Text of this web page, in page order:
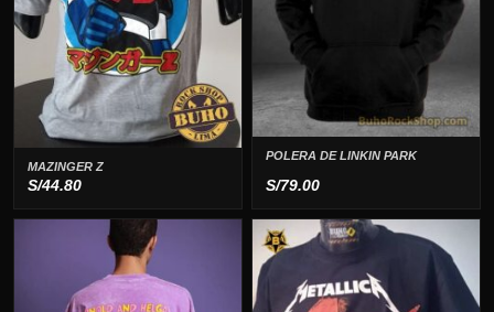
MAZINGER Z
S/44.80
POLERA DE LINKIN PARK
S/79.00